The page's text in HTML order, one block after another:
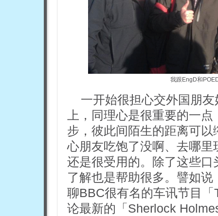
我跟EngD和
一开始很担心交外国朋
上，同理心是很重要的一
步，彼此间陌生的距离可
心朋友吃饱了没啊、去哪
还是很受用的。除了这些
了解也是帮助很多。譬如
聊BBC很有名的车讯节目
论最新的「Sherlock